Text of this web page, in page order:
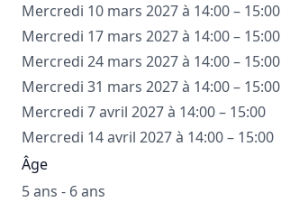
Mercredi 10 mars 2027 à 14:00 – 15:00
Mercredi 17 mars 2027 à 14:00 – 15:00
Mercredi 24 mars 2027 à 14:00 – 15:00
Mercredi 31 mars 2027 à 14:00 – 15:00
Mercredi 7 avril 2027 à 14:00 – 15:00
Mercredi 14 avril 2027 à 14:00 – 15:00
Âge
5 ans - 6 ans